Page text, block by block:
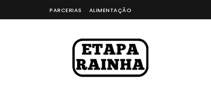
PARCERIAS ALIMENTAÇÃO